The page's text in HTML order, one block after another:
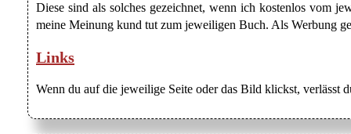
Diese sind als solches gezeichnet, wenn ich kostenlos vom
meine Meinung kund tut zum jeweiligen Buch. Als Werbung
Links
Wenn du auf die jeweilige Seite oder das Bild klickst, verlässt